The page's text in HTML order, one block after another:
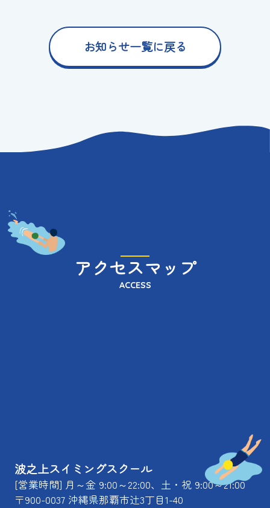
お知らせ一覧に戻る
アクセスマップ
ACCESS
波之上スイミングスクール
[営業時間] 月～金 9:00～22:00、土・祝 9:00～21:00
〒900-0037 沖縄県那覇市辻3丁目1-40